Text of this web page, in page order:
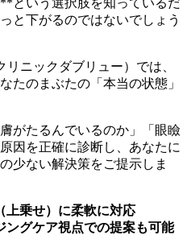
という選択肢を知っているだ
と下がるのではないでしょう
ニックダブリュー）では、
たのまぶたの「本当の状態」
がたるんでいるのか」「眼瞼
因を正確に診断し、あなたに
少ない解決策をご提示しま
上乗せ）に柔軟に対応
ングケア視点での提案も可能